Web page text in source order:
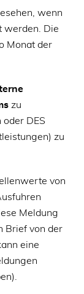
wenn
werden. Die
Monat der
zu
DES
zu
von
Meldung
Brief von der
eine